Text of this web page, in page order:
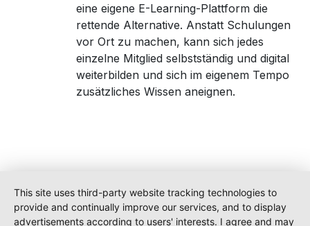
eine eigene E-Learning-Plattform die
rettende Alternative. Anstatt Schulungen
vor Ort zu machen, kann sich jedes
einzelne Mitglied selbstständig und digital
weiterbilden und sich im eigenem Tempo
zusätzliches Wissen aneignen.
This site uses third-party website tracking technologies to
provide and continually improve our services, and to display
advertisements according to users' interests. I agree and may